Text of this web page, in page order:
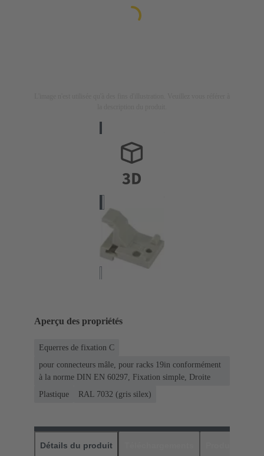
Aperçu des propriétés
Equerres de fixation C
pour connecteurs mâle, pour racks 19in conformément
à la norme DIN EN 60297, Fixation simple, Droite
Plastique
RAL 7032 (gris silex)
Détails du produit